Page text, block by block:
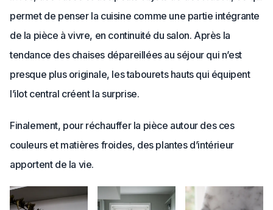
permet de penser la cuisine comme une partie intégrante
de la pièce à vivre, en continuité du salon. Après la
tendance des chaises dépareillées au séjour qui n’est
presque plus originale, les tabourets hauts qui équipent
l’ilot central créent la surprise.
Finalement, pour réchauffer la pièce autour des ces
couleurs et matières froides, des plantes d’intérieur
apportent de la vie.